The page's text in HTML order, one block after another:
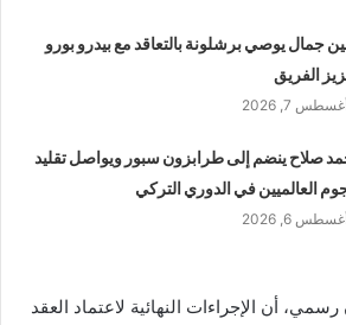
جمال يوصي برشلونة بالتعاقد مع بيدرو بورو
الفريق
7, 2026
صلاح ينضم إلى طرابزون سبور ويواصل تقليد
العالميين في الدوري التركي
6, 2026
أن الإجراءات النهائية لاعتماد العقد